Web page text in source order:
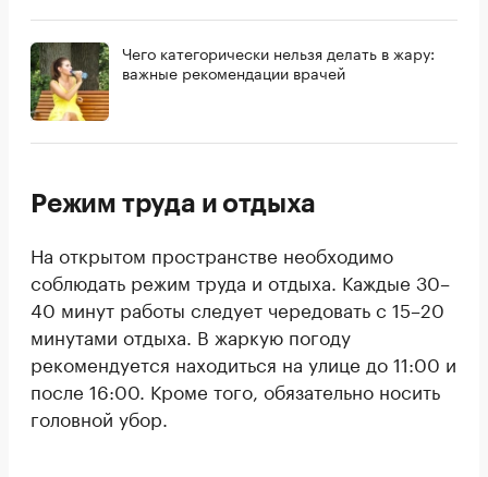
Чего категорически нельзя делать в жару:
важные рекомендации врачей
Режим труда и отдыха
На открытом пространстве необходимо
соблюдать режим труда и отдыха. Каждые 30–
40 минут работы следует чередовать с 15–20
минутами отдыха. В жаркую погоду
рекомендуется находиться на улице до 11:00 и
после 16:00. Кроме того, обязательно носить
головной убор.